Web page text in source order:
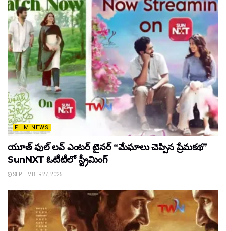
FILM NEWS
యూత్ ఫుల్ లవ్ ఎంటర్ టైనర్ “మేఘాలు చెప్పిన ప్రేమకథ”
SunNXT ఓటీటీలో స్ట్రీమింగ్
SEPTEMBER 27, 2025